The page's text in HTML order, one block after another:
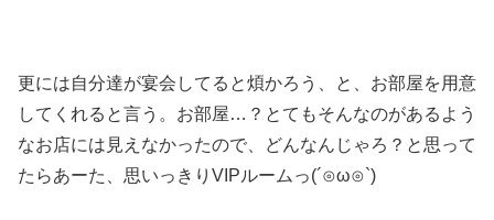
更には自分達が宴会してると煩かろう、と、お部屋を用意
してくれると言う。お部屋…？とてもそんなのがあるよう
なお店には見えなかったので、どんなんじゃろ？と思って
たらあーた、思いっきりVIPルームっ(´⊙ω⊙`)